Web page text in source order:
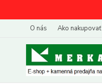
O nás Ako nakupovať